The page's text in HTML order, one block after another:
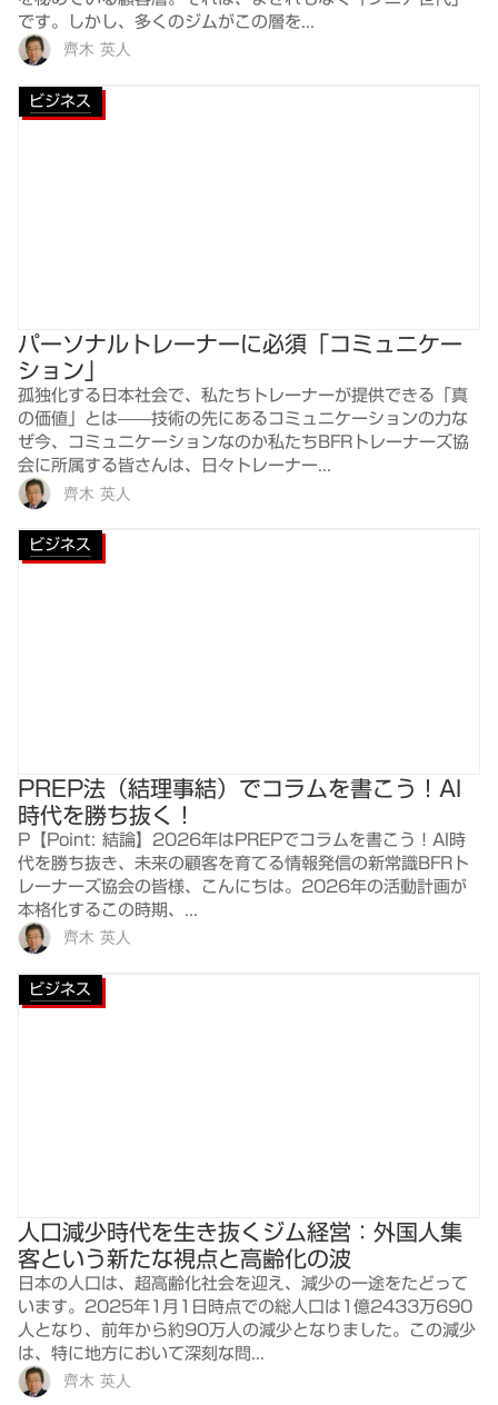
です。しかし、多くのジムがこの層を...
齊木 英人
ビジネス
パーソナルトレーナーに必須「コミュニケー
ション」
孤独化する日本社会で、私たちトレーナーが提供できる「真
の価値」とは——技術の先にあるコミュニケーションの力な
ぜ今、コミュニケーションなのか私たちBFRトレーナーズ協
会に所属する皆さんは、日々トレーナー...
齊木 英人
ビジネス
PREP法（結理事結）でコラムを書こう！AI
時代を勝ち抜く！
P【Point: 結論】2026年はPREPでコラムを書こう！AI時
代を勝ち抜き、未来の顧客を育てる情報発信の新常識BFRト
レーナーズ協会の皆様、こんにちは。2026年の活動計画が
本格化するこの時期、...
齊木 英人
ビジネス
人口減少時代を生き抜くジム経営：外国人集
客という新たな視点と高齢化の波
日本の人口は、超高齢化社会を迎え、減少の一途をたどって
います。2025年1月1日時点での総人口は1億2433万690
人となり、前年から約90万人の減少となりました。この減少
は、特に地方において深刻な問...
齊木 英人